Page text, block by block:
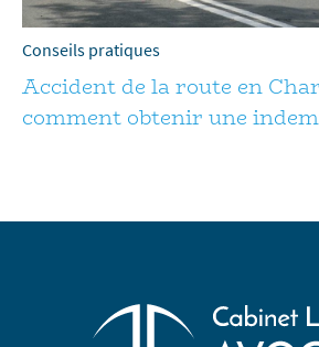
Conseils pratiques
Accident de la route en
comment obtenir une